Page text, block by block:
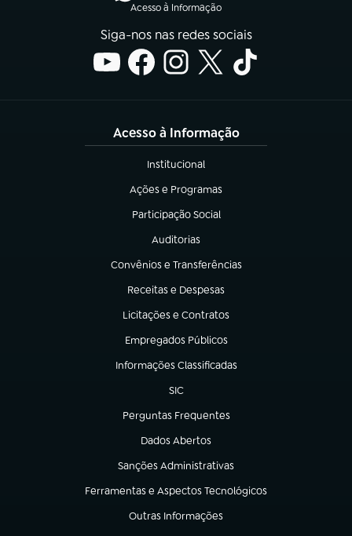
Acesso à Informação
Siga-nos nas redes sociais
Acesso à Informação
Institucional
(abre em nova aba)
Ações e Programas
(abre em nova aba)
Participação Social
(abre em nova aba)
Auditorias
(abre em nova aba)
Convênios e Transferências
(abre em nova aba)
Receitas e Despesas
(abre em nova aba)
Licitações e Contratos
(abre em nova aba)
Empregados Públicos
(abre em nova aba)
Informações Classificadas
(abre em nova aba)
SIC
(abre em nova aba)
Perguntas Frequentes
(abre em nova aba)
Dados Abertos
(abre em nova aba)
Sanções Administrativas
(abre em nova aba)
Ferramentas e Aspectos Tecnológicos
(abre em nova aba)
Outras Informações
(abre em nova aba)